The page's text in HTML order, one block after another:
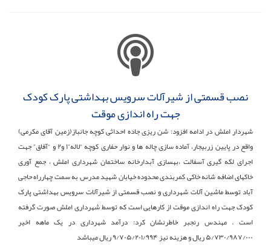
نصب قسمتی از شیرآلات سرویس بهداشتی پارک کودک
جهت راه اندازی موقت
شهردار املش در ادامه افزود: شن ریزی جاده احداثی کوچه جانباز(زمین آقای مکرمی)
واقع در پایین زربیجار، آماده سازی چاله ها و نوار حفاری کوچه “لاله”۱ و۲ و “آفاق” جهت
اجرای لکه گیری آسفالت ،بهسازی آبدارخانه ساختمان شهرداری املش ، جمع آوری
خاکهای اضافه شانه خاکی کمربندی محدوده خیابان شهید مدرس به سمت چهارراه حاجی
آباد توسط ماشین آلات شهرداری و نصب قسمتی از شیرآلات سرویس بهداشتی پارک
کودک جهت راه اندازی موقت از کارهایی است که توسط شهرداری املش صورت گرفته
است . مهندس رنجبر خاطرنشان کرد: درآمد شهرداری در یک ماهه اخیر
۵/۷۳۰/۹۸۷/۰۰۰ ریال و هزینه نیز ۹/۷۰۵/۲۰۱/۹۹۴ ریال میباشد